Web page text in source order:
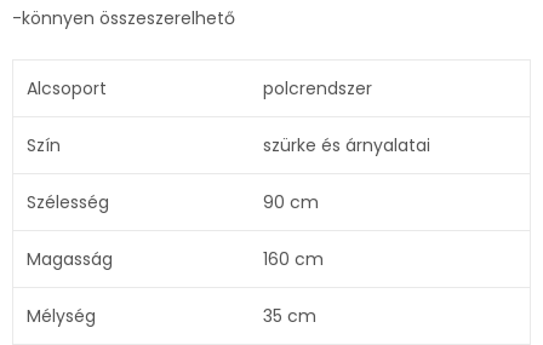
-könnyen összeszerelhető
Alcsoport polcrendszer
Szín szürke és árnyalatai
Szélesség 90 cm
Magasság 160 cm
Mélység 35 cm